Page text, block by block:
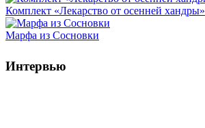
Комплект «Лекарство от осенней хандры»
Марфа из Сосновки
Интервью